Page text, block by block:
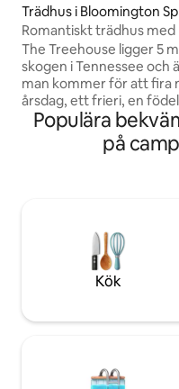
Trädhus i Bloomington
ngs
Romantiskt trädhus med
bubbelpool och
The Treehouse ligger 5
skogen i Tennessee och
man kommer för att fira
årsdag, ett frieri, en
bara det faktum att man
stannat upp. Huset är
amishhantverkare och
full tillgång till bastu, kallt
mera. 1 timme från
från Cookeville. Bara
bort för att känna sig
Populära
på
Kök